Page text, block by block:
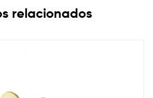
relacionados